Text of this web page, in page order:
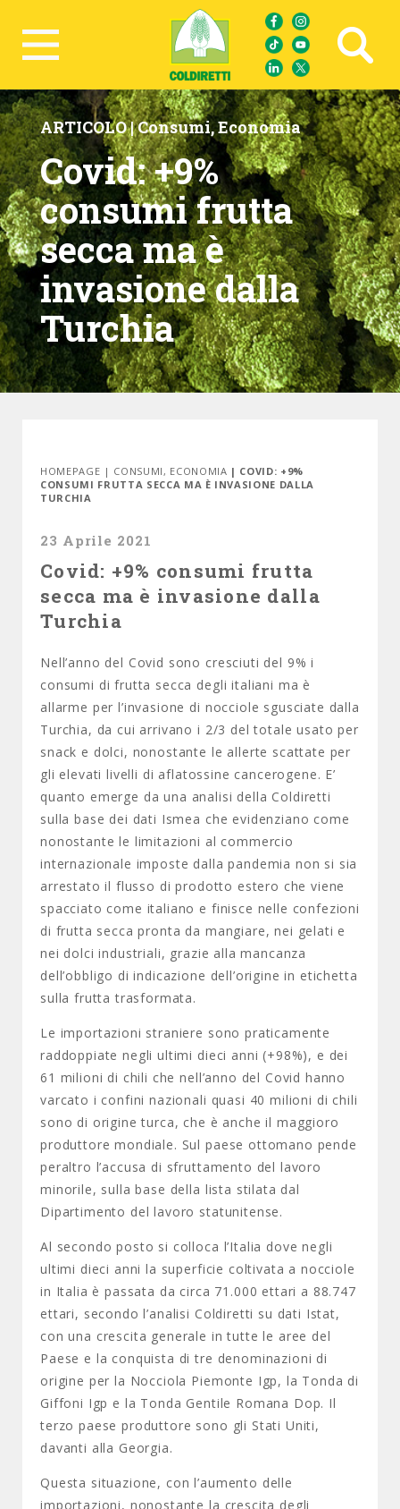
Ricerca avanzata
ARTICOLO |Consumi,Economia
Covid: +9%
consumi frutta
secca ma è
invasione dalla
Turchia
HOMEPAGE | CONSUMI, ECONOMIA | COVID: +9%
CONSUMI FRUTTA SECCA MA È INVASIONE DALLA
TURCHIA
23 Aprile 2021
Covid: +9% consumi frutta
secca ma è invasione dalla
Turchia
Nell’anno del Covid sono cresciuti del 9% i
consumi di frutta secca degli italiani ma è
allarme per l’invasione di nocciole sgusciate dalla
Turchia, da cui arrivano i 2/3 del totale usato per
snack e dolci, nonostante le allerte scattate per
gli elevati livelli di aflatossine cancerogene. E’
quanto emerge da una analisi della Coldiretti
sulla base dei dati Ismea che evidenziano come
nonostante le limitazioni al commercio
internazionale imposte dalla pandemia non si sia
arrestato il flusso di prodotto estero che viene
spacciato come italiano e finisce nelle confezioni
di frutta secca pronta da mangiare, nei gelati e
nei dolci industriali, grazie alla mancanza
dell’obbligo di indicazione dell’origine in etichetta
sulla frutta trasformata.
Le importazioni straniere sono praticamente
raddoppiate negli ultimi dieci anni (+98%), e dei
61 milioni di chili che nell’anno del Covid hanno
varcato i confini nazionali quasi 40 milioni di chili
sono di origine turca, che è anche il maggioro
produttore mondiale. Sul paese ottomano pende
peraltro l’accusa di sfruttamento del lavoro
minorile, sulla base della lista stilata dal
Dipartimento del lavoro statunitense.
Al secondo posto si colloca l’Italia dove negli
ultimi dieci anni la superficie coltivata a nocciole
in Italia è passata da circa 71.000 ettari a 88.747
ettari, secondo l’analisi Coldiretti su dati Istat,
con una crescita generale in tutte le aree del
Paese e la conquista di tre denominazioni di
origine per la Nocciola Piemonte Igp, la Tonda di
Giffoni Igp e la Tonda Gentile Romana Dop. Il
terzo paese produttore sono gli Stati Uniti,
davanti alla Georgia.
Questa situazione, con l’aumento delle
importazioni, nonostante la crescita degli